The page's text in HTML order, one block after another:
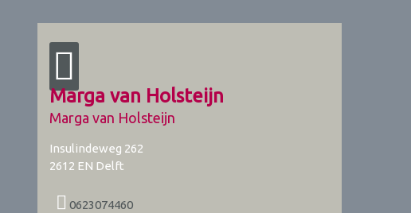
Marga van Holsteijn
Marga van Holsteijn
Insulindeweg 262
2612 EN Delft
0623074460